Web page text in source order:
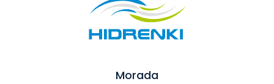
Morada